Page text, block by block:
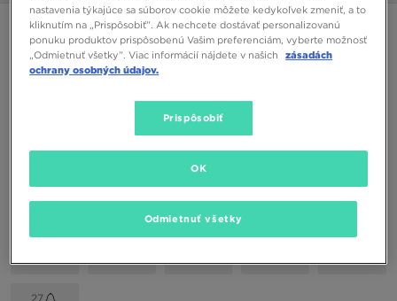
PUMA RIDER
60,00 €
27
nastavenia týkajúce sa súborov cookie môžete kedykoľvek zmeniť, a to
kliknutím na „Prispôsobiť”. Ak nechcete dostávať personalizovanú
ponuku produktov prispôsobenú Vašim preferenciám, vyberte možnosť
„Odmietnuť všetky”. Viac informácií nájdete v našich
zásadách
ochrany osobných údajov.
Prispôsobiť
Odmietnuť všetky
OK